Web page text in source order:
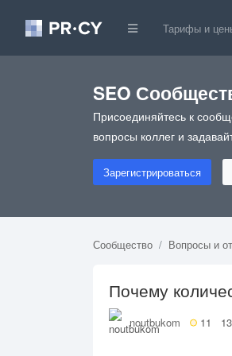
Тарифы и
SEO
Присоединяйтесь к
вопросы коллег и
Зарегистрироваться
Сообщество Вопросы и
Почему
noutbukom 11